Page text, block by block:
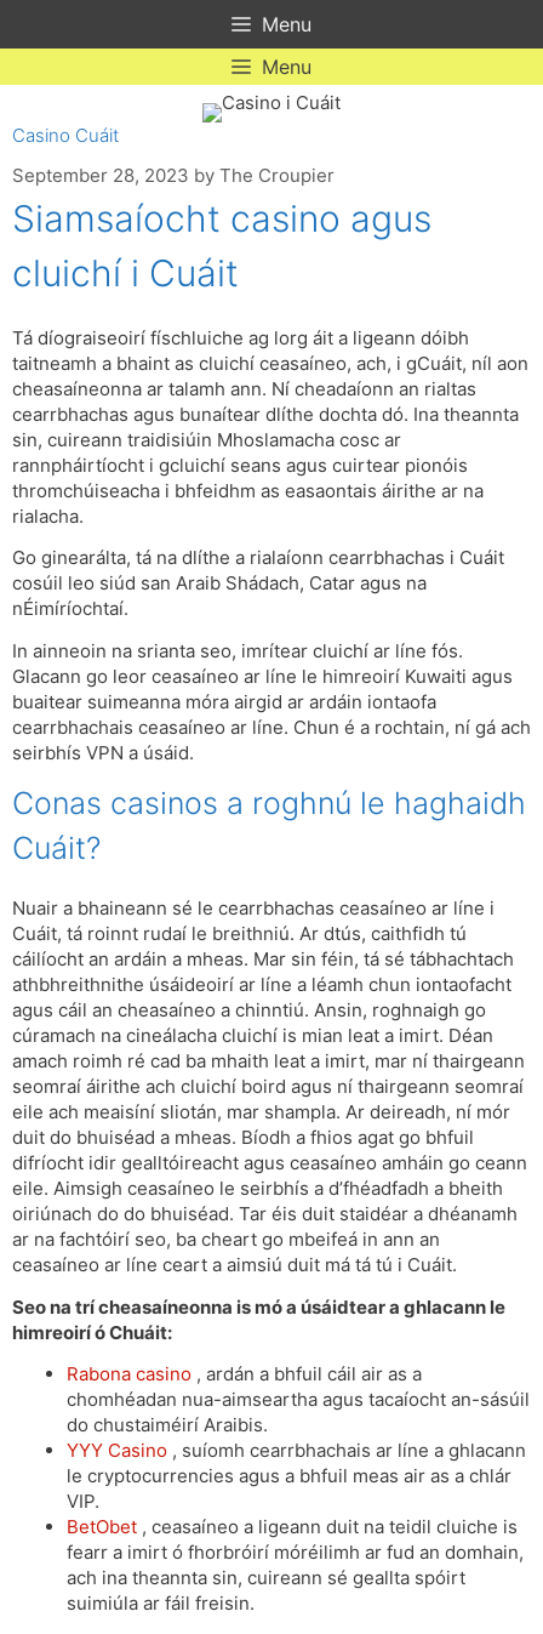
Menu
Menu
Casino Cuáit
September 28, 2023 by The Croupier
Siamsaíocht casino agus
cluichí i Cuáit
Tá díograiseoirí físchluiche ag lorg áit a ligeann dóibh
taitneamh a bhaint as cluichí ceasaíneo, ach, i gCuáit, níl aon
cheasaíneonna ar talamh ann. Ní cheadaíonn an rialtas
cearrbhachas agus bunaítear dlíthe dochta dó. Ina theannta
sin, cuireann traidisiúin Mhoslamacha cosc ​​ar
rannpháirtíocht i gcluichí seans agus cuirtear pionóis
thromchúiseacha i bhfeidhm as easaontais áirithe ar na
rialacha.
Go ginearálta, tá na dlíthe a rialaíonn cearrbhachas i Cuáit
cosúil leo siúd san Araib Shádach, Catar agus na
nÉimíríochtaí.
In ainneoin na srianta seo, imrítear cluichí ar líne fós.
Glacann go leor ceasaíneo ar líne le himreoirí Kuwaiti agus
buaitear suimeanna móra airgid ar ardáin iontaofa
cearrbhachais ceasaíneo ar líne. Chun é a rochtain, ní gá ach
seirbhís VPN a úsáid.
Conas casinos a roghnú le haghaidh
Cuáit?
Nuair a bhaineann sé le cearrbhachas ceasaíneo ar líne i
Cuáit, tá roinnt rudaí le breithniú. Ar dtús, caithfidh tú
cáilíocht an ardáin a mheas. Mar sin féin, tá sé tábhachtach
athbhreithnithe úsáideoirí ar líne a léamh chun iontaofacht
agus cáil an cheasaíneo a chinntiú. Ansin, roghnaigh go
cúramach na cineálacha cluichí is mian leat a imirt. Déan
amach roimh ré cad ba mhaith leat a imirt, mar ní thairgeann
seomraí áirithe ach cluichí boird agus ní thairgeann seomraí
eile ach meaisíní sliotán, mar shampla. Ar deireadh, ní mór
duit do bhuiséad a mheas. Bíodh a fhios agat go bhfuil
difríocht idir gealltóireacht agus ceasaíneo amháin go ceann
eile. Aimsigh ceasaíneo le seirbhís a d’fhéadfadh a bheith
oiriúnach do do bhuiséad. Tar éis duit staidéar a dhéanamh
ar na fachtóirí seo, ba cheart go mbeifeá in ann an
ceasaíneo ar líne ceart a aimsiú duit má tá tú i Cuáit.
Seo na trí cheasaíneonna is mó a úsáidtear a ghlacann le
himreoirí ó Chuáit:
Rabona casino , ardán a bhfuil cáil air as a
chomhéadan nua-aimseartha agus tacaíocht an-sásúil
do chustaiméirí Araibis.
YYY Casino , suíomh cearrbhachais ar líne a ghlacann
le cryptocurrencies agus a bhfuil meas air as a chlár
VIP.
BetObet , ceasaíneo a ligeann duit na teidil cluiche is
fearr a imirt ó fhorbróirí móréilimh ar fud an domhain,
ach ina theannta sin, cuireann sé geallta spóirt
suimiúla ar fáil freisin.